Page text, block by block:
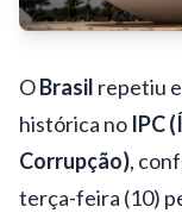
OBrasil repetiu
histórica no IPC
Corrupção),
terça-feira (10)